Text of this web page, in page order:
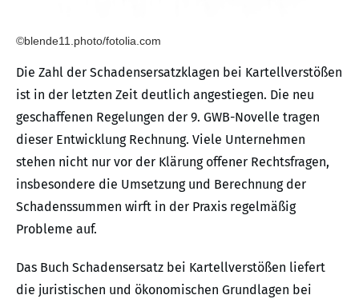
©blende11.photo/fotolia.com
Die Zahl der Schadensersatzklagen bei Kartellverstößen
ist in der letzten Zeit deutlich angestiegen. Die neu
geschaffenen Regelungen der 9. GWB-Novelle tragen
dieser Entwicklung Rechnung. Viele Unternehmen
stehen nicht nur vor der Klärung offener Rechtsfragen,
insbesondere die Umsetzung und Berechnung der
Schadenssummen wirft in der Praxis regelmäßig
Probleme auf.
Das Buch Schadensersatz bei Kartellverstößen liefert
die juristischen und ökonomischen Grundlagen bei